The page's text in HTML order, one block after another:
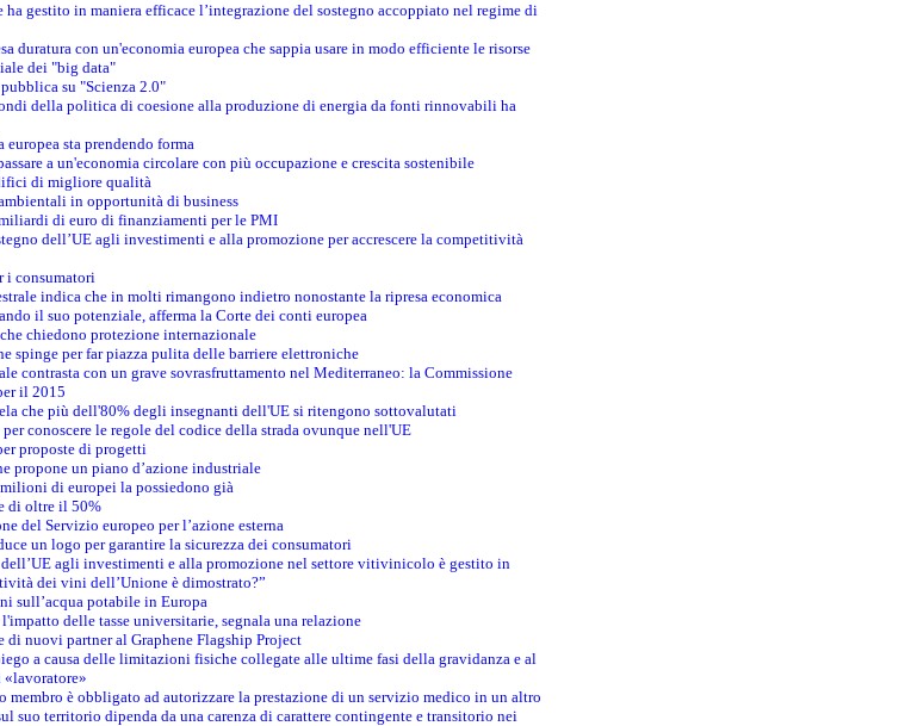
gestito in maniera efficace l’integrazione del sostegno accoppiato nel regime di
duratura con un'economia europea che sappia usare in modo efficiente le risorse
dei "big data"
su "Scienza 2.0"
della politica di coesione alla produzione di energia da fonti rinnovabili ha
sta prendendo forma
a un'economia circolare con più occupazione e crescita sostenibile
di migliore qualità
in opportunità di business
di euro di finanziamenti per le PMI
dell’UE agli investimenti e alla promozione per accrescere la competitività
i consumatori
indica che in molti rimangono indietro nonostante la ripresa economica
il suo potenziale, afferma la Corte dei conti europea
chiedono protezione internazionale
per far piazza pulita delle barriere elettroniche
contrasta con un grave sovrasfruttamento nel Mediterraneo: la Commissione
il 2015
che più dell'80% degli insegnanti dell'UE si ritengono sottovalutati
conoscere le regole del codice della strada ovunque nell'UE
proposte di progetti
propone un piano d’azione industriale
milioni di europei la possiedono già
di oltre il 50%
del Servizio europeo per l’azione esterna
un logo per garantire la sicurezza dei consumatori
agli investimenti e alla promozione nel settore vitivinicolo è gestito in
dei vini dell’Unione è dimostrato?”
sull’acqua potabile in Europa
delle tasse universitarie, segnala una relazione
di nuovi partner al Graphene Flagship Project
a causa delle limitazioni fisiche collegate alle ultime fasi della gravidanza e al
«lavoratore»
membro è obbligato ad autorizzare la prestazione di un servizio medico in un altro
suo territorio dipenda da una carenza di carattere contingente e transitorio nei